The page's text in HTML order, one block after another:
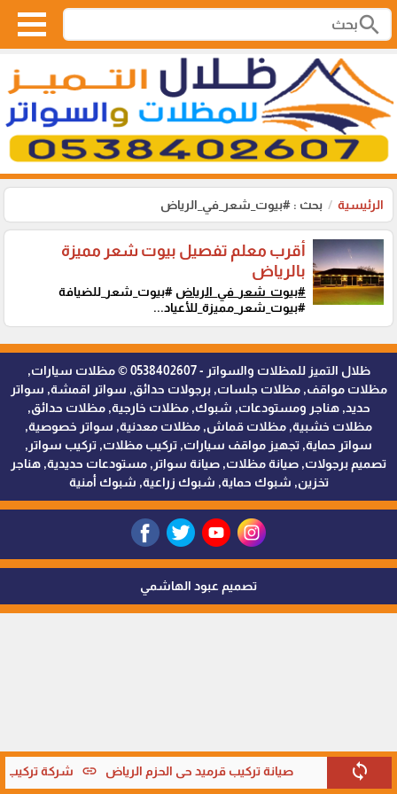
search
الرئيسية بحث : #بيوت_شعر_في_الرياض
sync صيانة تركيب قرميد حي الحزم الرياض link شركة تركيب
أقرب معلم تفصيل بيوت شعر مميزة
بالرياض
#بيوت_شعر_في_الرياض #بيوت_شعر_للضيافة
#بيوت_شعر_مميزة_للأعياد...
ظلال التميز للمظلات والسواتر - 0538402607 © مظلات سيارات,
مظلات مواقف, مظلات جلسات, برجولات حدائق, سواتر اقمشة, سواتر
حديد, هناجر ومستودعات, شبوك, مظلات خارجية, مظلات حدائق,
مظلات خشبية, مظلات قماش, مظلات معدنية, سواتر خصوصية,
سواتر حماية, تجهيز مواقف سيارات, تركيب مظلات, تركيب سواتر,
تصميم برجولات, صيانة مظلات, صيانة سواتر, مستودعات حديدية, هناجر
تخزين, شبوك حماية, شبوك زراعية, شبوك أمنية
تصميم عبود الهاشمي